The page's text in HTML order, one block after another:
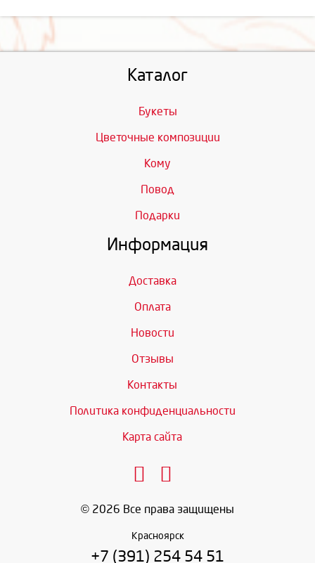
Каталог
Букеты
Цветочные композиции
Кому
Повод
Подарки
Информация
Доставка
Оплата
Новости
Отзывы
Контакты
Политика конфиденциальности
Карта сайта
© 2026 Все права защищены
Красноярск
+7 (391) 254 54 51